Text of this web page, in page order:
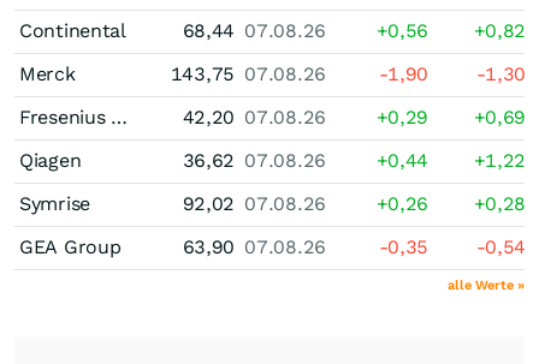
Continental
68,44 07.08.26 +0,56
+0,82
Merck
143,75 07.08.26 -1,90
-1,30
Fresenius Medical Care
42,20 07.08.26 +0,29
+0,69
Qiagen
36,62 07.08.26 +0,44
+1,22
Symrise
92,02 07.08.26 +0,26
+0,28
GEA Group
63,90 07.08.26 -0,35 -0,54
alle Werte »